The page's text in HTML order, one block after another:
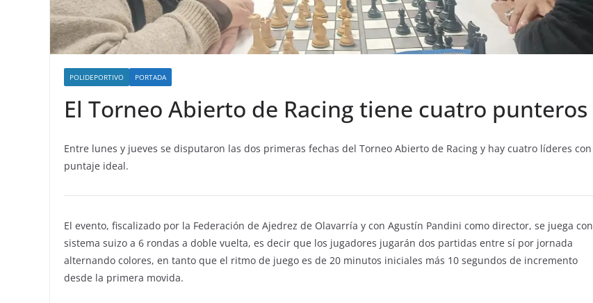
POLIDEPORTIVO PORTADA
El Torneo Abierto de Racing tiene cuatro punteros
Entre lunes y jueves se disputaron las dos primeras fechas del Torneo Abierto de Racing y hay cuatro líderes con
puntaje ideal.
El evento, fiscalizado por la Federación de Ajedrez de Olavarría y con Agustín Pandini como director, se juega con
sistema suizo a 6 rondas a doble vuelta, es decir que los jugadores jugarán dos partidas entre sí por jornada
alternando colores, en tanto que el ritmo de juego es de 20 minutos iniciales más 10 segundos de incremento
desde la primera movida.